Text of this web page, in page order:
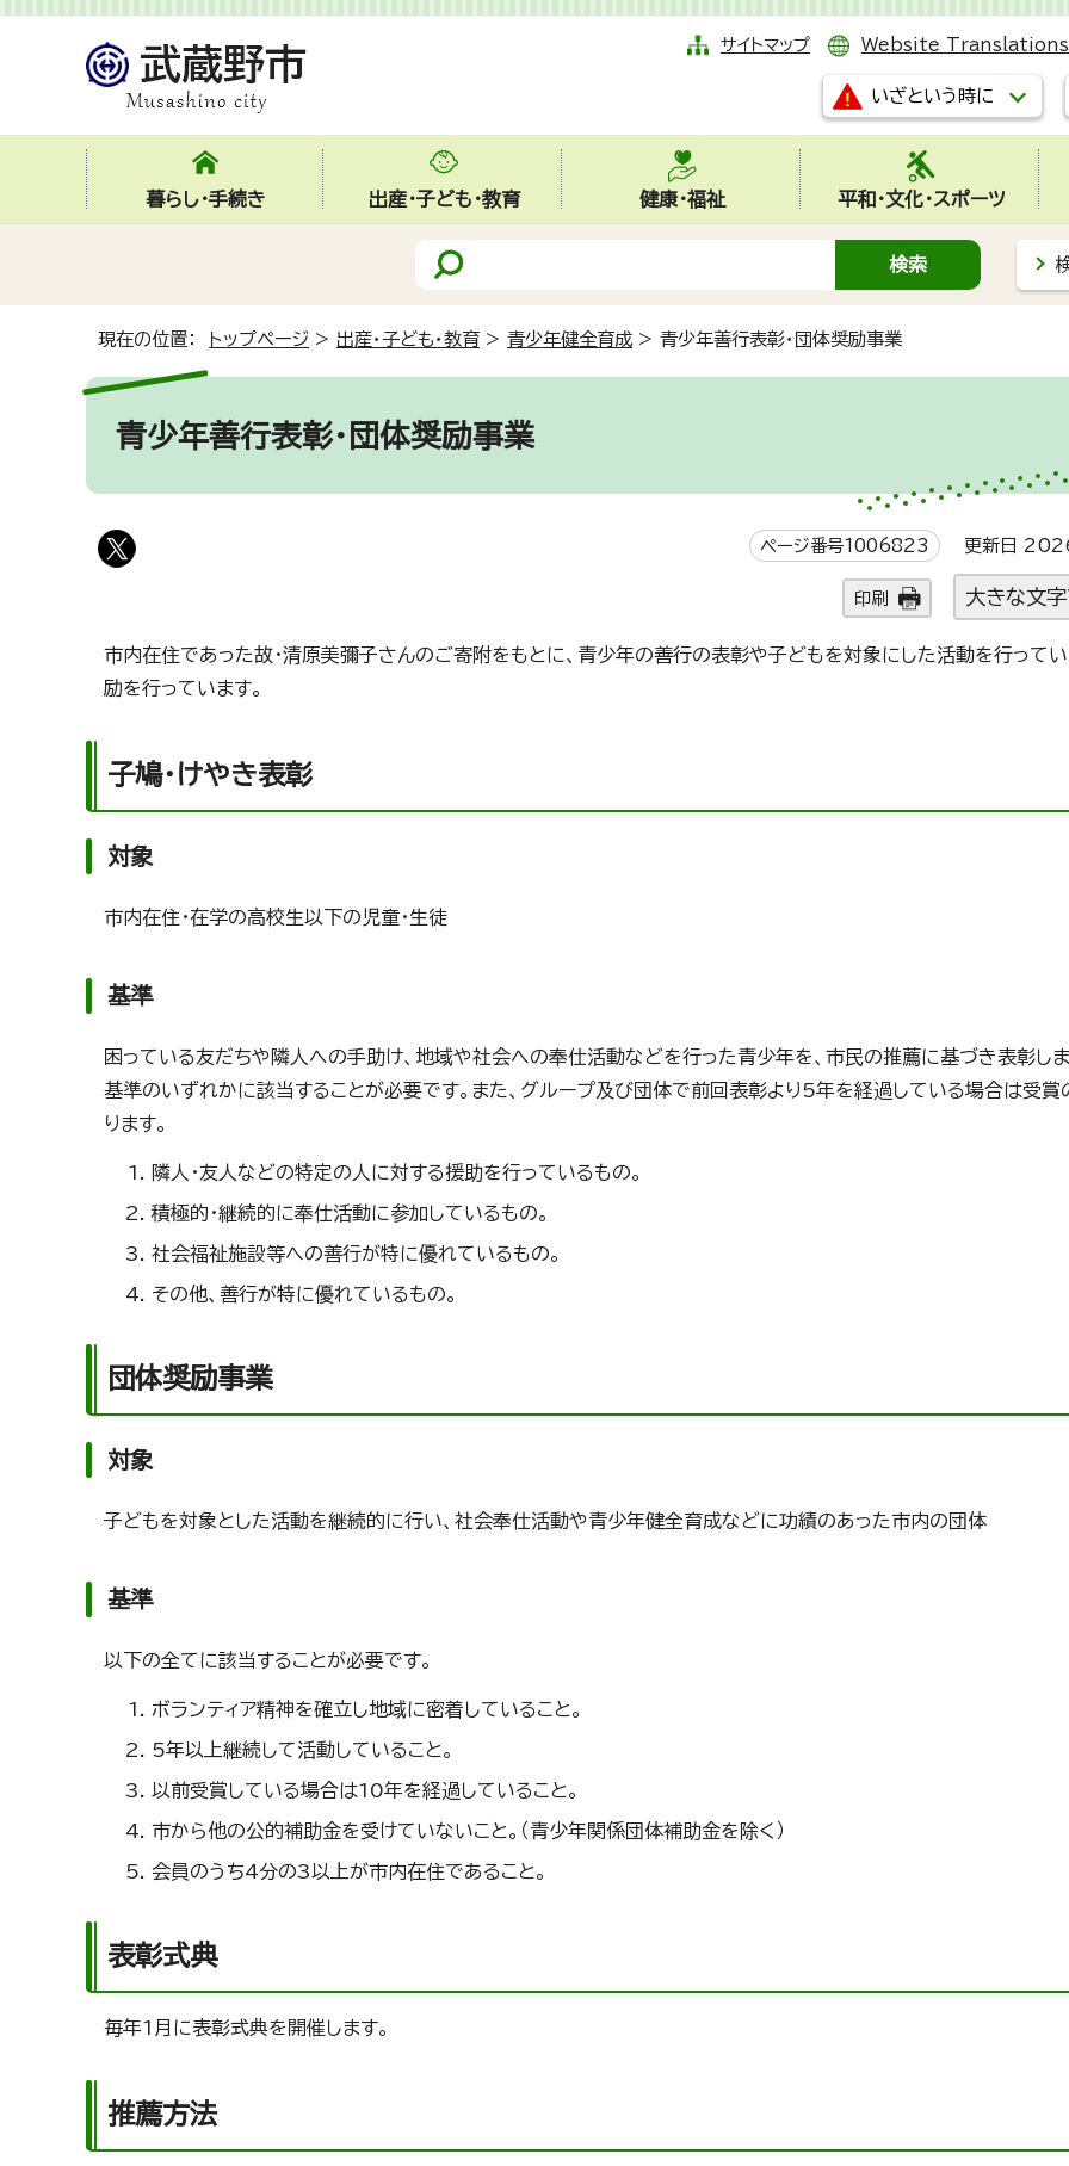
サイトマップ Website Translations
いざという時に
暮らし・手続き 出産・子ども・教育 健康・福祉 平和・文化・スポーツ
現在の位置： トップページ > 出産・子ども・教育 > 青少年健全育成 > 青少年善行表彰・団体奨励事業
青少年善行表彰・団体奨励事業
ページ番号1006823 更新日
印刷 大きな文
市内在住であった故・清原美彌子さんのご寄附をもとに、青少年の善行の表彰や子どもを対象にした活動を行って
励を行っています。
子鳩・けやき表彰
対象
市内在住・在学の高校生以下の児童・生徒
基準
困っている友だちや隣人への手助け、地域や社会への奉仕活動などを行った青少年を、市民の推薦に基づき表彰し
基準のいずれかに該当することが必要です。また、グループ及び団体で前回表彰より5年を経過している場合は受賞
ります。
隣人・友人などの特定の人に対する援助を行っているもの。
積極的・継続的に奉仕活動に参加しているもの。
社会福祉施設等への善行が特に優れているもの。
その他、善行が特に優れているもの。
団体奨励事業
対象
子どもを対象とした活動を継続的に行い、社会奉仕活動や青少年健全育成などに功績のあった市内の団体
基準
以下の全てに該当することが必要です。
ボランティア精神を確立し地域に密着していること。
5年以上継続して活動していること。
以前受賞している場合は10年を経過していること。
市から他の公的補助金を受けていないこと。（青少年関係団体補助金を除く）
会員のうち4分の3以上が市内在住であること。
表彰式典
毎年1月に表彰式典を開催します。
推薦方法